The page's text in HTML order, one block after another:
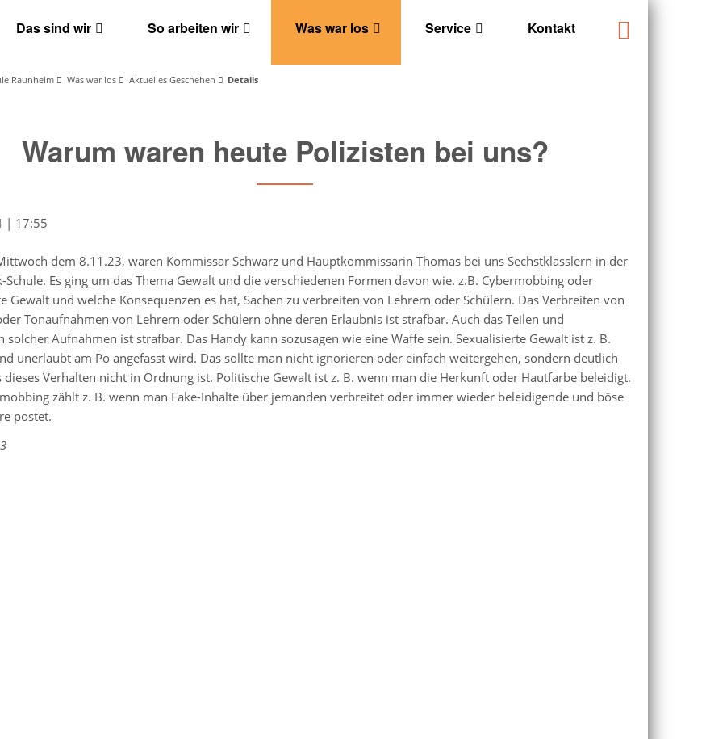
Das sind wir So arbeiten wir Was war los Service Kontakt
Raunheim Was war los Aktuelles Geschehen Details
Warum waren heute Polizisten bei uns?
| 17:55
dem 8.11.23, waren Kommissar Schwarz und Hauptkommissarin Thomas bei uns Sechstklässlern in der
Schule. Es ging um das Thema Gewalt und die verschiedenen Formen davon wie. z.B. Cybermobbing oder
Gewalt und welche Konsequenzen es hat, Sachen zu verbreiten von Lehrern oder Schülern. Das Verbreiten von
Tonaufnahmen von Lehrern oder Schülern ohne deren Erlaubnis ist strafbar. Auch das Teilen und
solcher Aufnahmen ist strafbar. Das Handy kann sozusagen wie eine Waffe sein. Sexualisierte Gewalt ist z. B.
unerlaubt am Po angefasst wird. Das sollte man nicht ignorieren oder einfach weitergehen, sondern deutlich
dieses Verhalten nicht in Ordnung ist. Politische Gewalt ist z. B. wenn man die Herkunft oder Hautfarbe beleidigt.
zählt z. B. wenn man Fake-Inhalte über jemanden verbreitet oder immer wieder beleidigende und böse
postet.